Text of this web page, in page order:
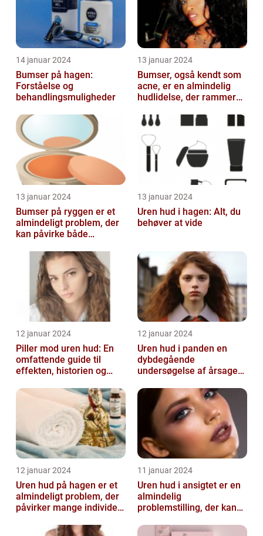
14 januar 2024
Bumser på hagen:
Forståelse og
behandlingsmuligheder
13 januar 2024
Bumser, også kendt som
acne, er en almindelig
hudlidelse, der rammer
13 januar 2024
Bumser på ryggen er et
almindeligt problem, der
kan påvirke både
13 januar 2024
Uren hud i hagen: Alt, du
behøver at vide
12 januar 2024
Piller mod uren hud: En
omfattende guide til
effekten, historien og
12 januar 2024
Uren hud i panden en
dybdegående
undersøgelse af årsager
12 januar 2024
Uren hud på hagen er et
almindeligt problem, der
påvirker mange individer,
interesse...
11 januar 2024
Uren hud i ansigtet er en
almindelig
problemstilling, der kan
og voksne